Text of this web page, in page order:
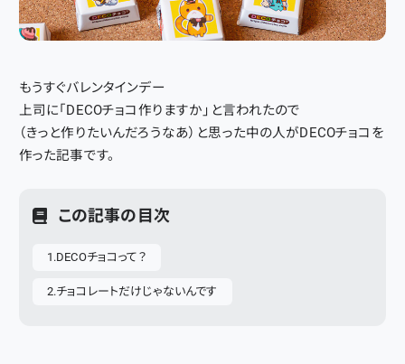
もうすぐバレンタインデー
上司に「DECOチョコ作りますか」と言われたので
（きっと作りたいんだろうなあ）と思った中の人がDECOチョコを
作った記事です。
この記事の目次
DECOチョコって？
チョコレートだけじゃないんです